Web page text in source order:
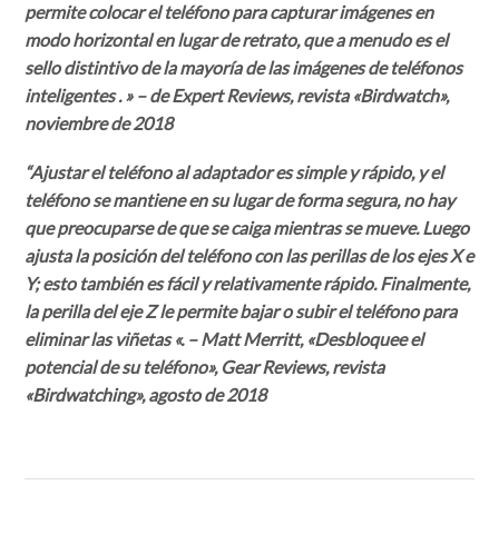
permite colocar el teléfono para capturar imágenes en
modo horizontal en lugar de retrato, que a menudo es el
sello distintivo de la mayoría de las imágenes de teléfonos
inteligentes . » – de Expert Reviews, revista «Birdwatch»,
noviembre de 2018
“Ajustar el teléfono al adaptador es simple y rápido, y el
teléfono se mantiene en su lugar de forma segura, no hay
que preocuparse de que se caiga mientras se mueve. Luego
ajusta la posición del teléfono con las perillas de los ejes X e
Y; esto también es fácil y relativamente rápido. Finalmente,
la perilla del eje Z le permite bajar o subir el teléfono para
eliminar las viñetas «. – Matt Merritt, «Desbloquee el
potencial de su teléfono», Gear Reviews, revista
«Birdwatching», agosto de 2018